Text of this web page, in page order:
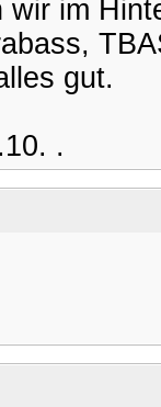
wir im
gut.
.